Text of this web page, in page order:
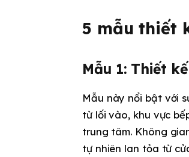
5 mẫu thiết
Mẫu 1: Thiết
Mẫu này nổi bật với
từ lối vào, khu vực
trung tâm. Không
tự nhiên lan tỏa từ